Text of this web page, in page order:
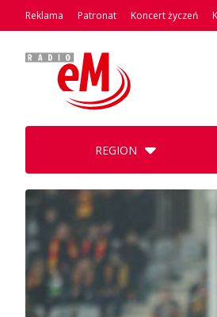
Reklama Patronat Koncert życzeń
REGION